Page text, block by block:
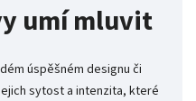
umí mluvit
úspěšném designu či
sytost a intenzita, které